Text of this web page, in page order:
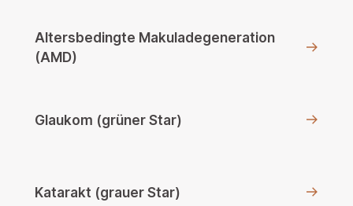
Altersbedingte Makuladegeneration
(AMD)
Glaukom (grüner Star)
Katarakt (grauer Star)